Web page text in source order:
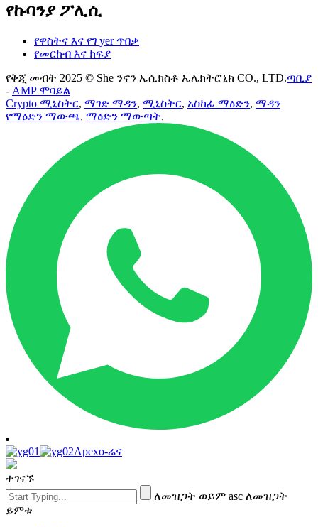
የኩባንያ ፖሊሲ
የዋስትና እና የገ yer ጥበቃ
የመርከብ እና ክፍያ
የቅጂ መብት 2025 © She ንኖን ኤሲክስቶ ኤሌክትሮኒክ CO., LTD.ጣቢያ
- AMP ሞባይል
Crypto ሚኒስትር, ማገድ ማዳን, ሚኒስትር, አስከፊ ማዕድን, ማዳን
የማዕድን ማውጫ, ማዕድን ማውጣት,
Apexo-ሬና
ተገናኙ
ለመዝጋት ወይም asc ለመዝጋት
ይምቱ